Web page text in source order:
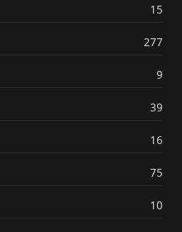
15
277
9
39
16
75
10